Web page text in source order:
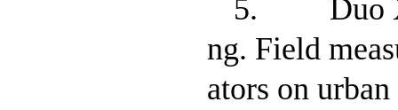
5. Duo
ng. Field
ators on